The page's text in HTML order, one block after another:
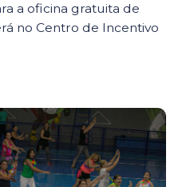
a oficina gratuita de
no Centro de Incentivo